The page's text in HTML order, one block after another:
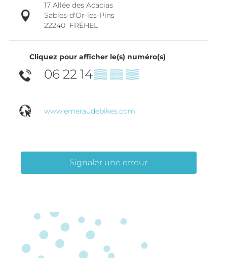
17 Allée des Acacias
Sables-d'Or-les-Pins
22240 FRÉHEL
Cliquez pour afficher le(s) numéro(s)
06 22 14▒▒ ▒▒ ▒▒
www.emeraudebikes.com
Signaler une erreur